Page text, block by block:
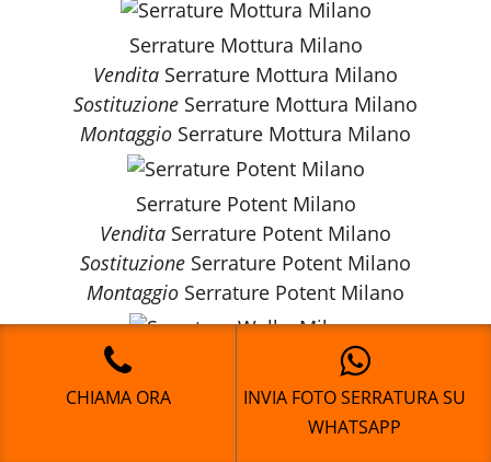
Serrature Mottura Milano
Vendita Serrature Mottura Milano
Sostituzione Serrature Mottura Milano
Montaggio Serrature Mottura Milano
Serrature Potent Milano
Vendita Serrature Potent Milano
Sostituzione Serrature Potent Milano
Montaggio Serrature Potent Milano
Serrature Welka Milano
Vendita
Serrature Welka Milano
Serrature Welka Milano
CHIAMA ORA
INVIA FOTO SERRATURA SU
WHATSAPP